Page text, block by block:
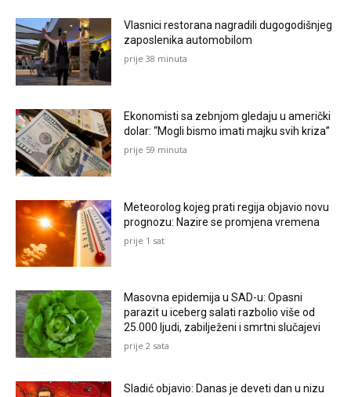
Vlasnici restorana nagradili dugogodišnjeg
zaposlenika automobilom
prije 38 minuta
Ekonomisti sa zebnjom gledaju u američki
dolar: “Mogli bismo imati majku svih kriza”
prije 59 minuta
Meteorolog kojeg prati regija objavio novu
prognozu: Nazire se promjena vremena
prije 1 sat
Masovna epidemija u SAD-u: Opasni
parazit u iceberg salati razbolio više od
25.000 ljudi, zabilježeni i smrtni slučajevi
prije 2 sata
Sladić objavio: Danas je deveti dan u nizu